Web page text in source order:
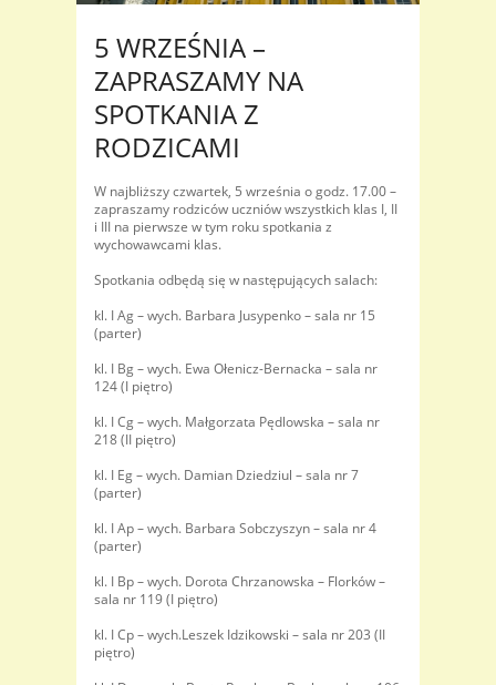
5 WRZEŚNIA –
ZAPRASZAMY NA
SPOTKANIA Z
RODZICAMI
W najbliższy czwartek, 5 września o godz. 17.00 –
zapraszamy rodziców uczniów wszystkich klas I, II
i III na pierwsze w tym roku spotkania z
wychowawcami klas.
Spotkania odbędą się w następujących salach:
kl. I Ag – wych. Barbara Jusypenko – sala nr 15
(parter)
kl. I Bg – wych. Ewa Ołenicz-Bernacka – sala nr
124 (I piętro)
kl. I Cg – wych. Małgorzata Pędlowska – sala nr
218 (II piętro)
kl. I Eg – wych. Damian Dziedziul – sala nr 7
(parter)
kl. I Ap – wych. Barbara Sobczyszyn – sala nr 4
(parter)
kl. I Bp – wych. Dorota Chrzanowska – Florków –
sala nr 119 (I piętro)
kl. I Cp – wych.Leszek Idzikowski – sala nr 203 (II
piętro)